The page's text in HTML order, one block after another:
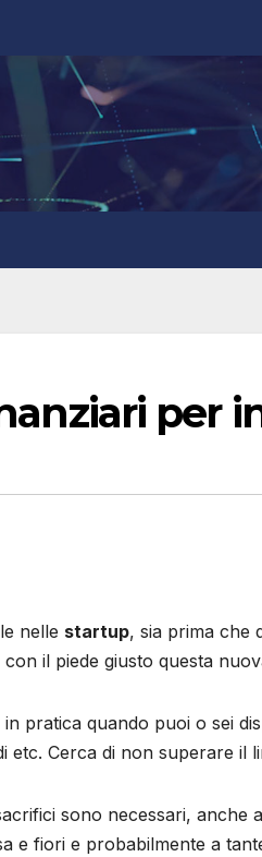
per
nelle startup, sia prima che
il piede giusto questa
in pratica quando puoi o sei
Cerca di non superare il
sono necessari, anche
e fiori e probabilmente a